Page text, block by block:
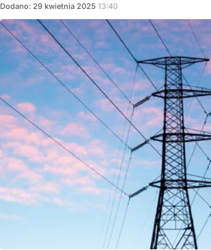
Dodano: 29 kwietnia 2025 13:40